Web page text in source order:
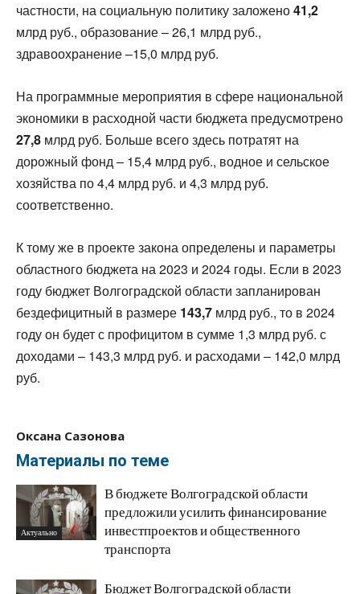
частности, на социальную политику заложено41,2
млрд руб., образование – 26,1 млрд руб.,
здравоохранение –15,0 млрд руб.
На программные мероприятия в сфере национальной
экономики в расходной части бюджета предусмотрено
27,8 млрд руб. Больше всего здесь потратят на
дорожный фонд – 15,4 млрд руб., водное и сельское
хозяйства по 4,4 млрд руб. и 4,3 млрд руб.
соответственно.
К тому же в проекте закона определены и параметры
областного бюджета на 2023 и 2024 годы. Если в 2023
году бюджет Волгоградской области запланирован
бездефицитный в размере 143,7 млрд руб., то в 2024
году он будет с профицитом в сумме 1,3 млрд руб. с
доходами – 143,3 млрд руб. и расходами – 142,0 млрд
руб.
Оксана Сазонова
Материалы по теме
Актуально
В бюджете Волгоградской области
предложили усилить финансирование
инвестпроектов и общественного
транспорта
Бюджет Волгоградской области